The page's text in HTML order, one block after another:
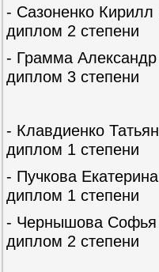
- Сазоненко
диплом 2 степени
- Грамма
диплом 3 степени
12 -
- Клавдиенко
диплом 1 степени
- Пучкова
диплом 1 степени
- Чернышова
диплом 2 степени